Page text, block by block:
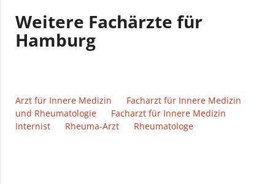
Weitere Fachärzte für
Hamburg
Arzt für Innere Medizin
Facharzt für Innere Medizin
und Rheumatologie
Facharzt für Innere Medizin
Internist
Rheuma-Arzt Rheumatologe